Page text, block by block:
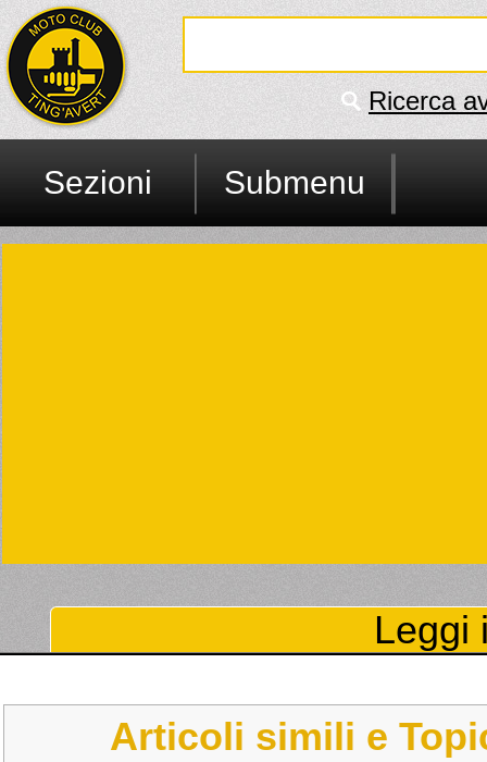
Ricerca
Sezioni Submenu
Leggi
Articoli simili e